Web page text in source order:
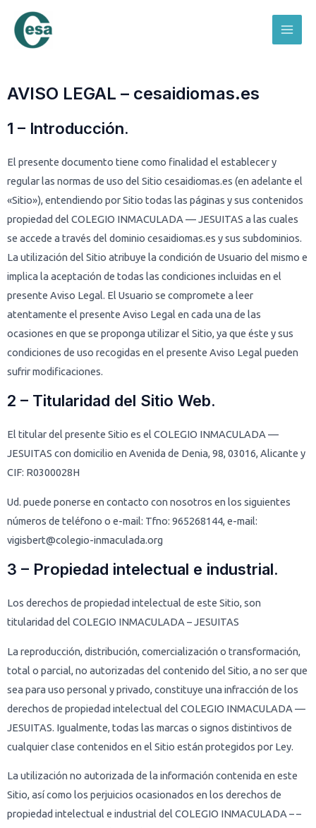
contenido
Main
AVISO LEGAL – cesaidiomas.es
1 – Introducción.
El presente documento tiene como finalidad el establecer y
regular las normas de uso del Sitio cesaidiomas.es (en adelante el
«Sitio»), entendiendo por Sitio todas las páginas y sus contenidos
propiedad del COLEGIO INMACULADA — JESUITAS a las cuales
se accede a través del dominio cesaidiomas.es y sus subdominios.
La utilización del Sitio atribuye la condición de Usuario del mismo e
implica la aceptación de todas las condiciones incluidas en el
presente Aviso Legal. El Usuario se compromete a leer
atentamente el presente Aviso Legal en cada una de las
ocasiones en que se proponga utilizar el Sitio, ya que éste y sus
condiciones de uso recogidas en el presente Aviso Legal pueden
sufrir modificaciones.
2 – Titularidad del Sitio Web.
El titular del presente Sitio es el COLEGIO INMACULADA —
JESUITAS con domicilio en Avenida de Denia, 98, 03016, Alicante y
CIF: R0300028H
Ud. puede ponerse en contacto con nosotros en los siguientes
números de teléfono o e-mail: Tfno: 965268144, e-mail:
vigisbert@colegio-inmaculada.org
3 – Propiedad intelectual e industrial.
Los derechos de propiedad intelectual de este Sitio, son
titularidad del COLEGIO INMACULADA – JESUITAS
La reproducción, distribución, comercialización o transformación,
total o parcial, no autorizadas del contenido del Sitio, a no ser que
sea para uso personal y privado, constituye una infracción de los
derechos de propiedad intelectual del COLEGIO INMACULADA —
JESUITAS. Igualmente, todas las marcas o signos distintivos de
cualquier clase contenidos en el Sitio están protegidos por Ley.
La utilización no autorizada de la información contenida en este
Sitio, así como los perjuicios ocasionados en los derechos de
propiedad intelectual e industrial del COLEGIO INMACULADA – –